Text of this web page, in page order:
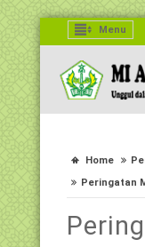
Menu
Home
Peringatan